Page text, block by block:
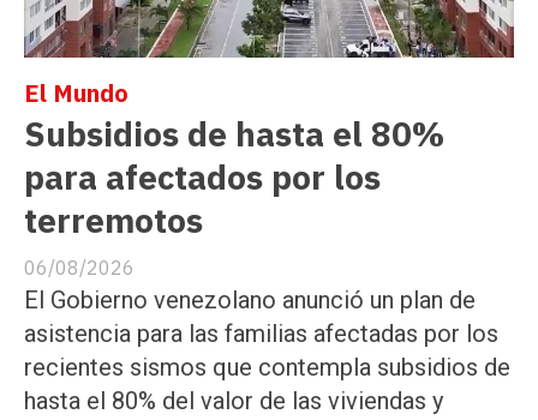
Subsidios de hasta el 80%
para afectados por los
terremotos
El Mundo
06/08/2026
El Gobierno venezolano anunció un plan de
asistencia para las familias afectadas por los
recientes sismos que contempla subsidios de
hasta el 80% del valor de las viviendas y